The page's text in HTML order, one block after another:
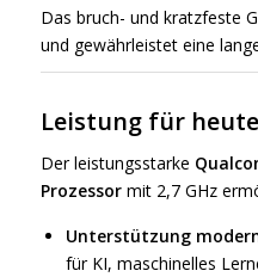
Das bruch- und kratzfeste
und gewährleistet eine
Leistung für
Der leistungsstarke
Prozessormit 2,7 GHz
Unterstützung
für KI, maschinelles